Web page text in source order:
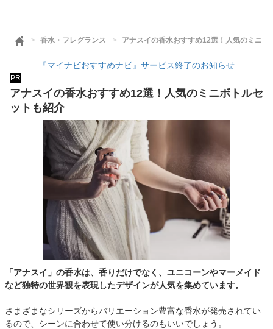
香水・フレグランス アナスイの香水おすすめ12選！人気のミニボ
『マイナビおすすめナビ』サービス終了のお知らせ
PR
アナスイの香水おすすめ12選！人気のミニボトルセ
ットも紹介
「アナスイ」の香水は、香りだけでなく、ユニコーンやマーメイド
など独特の世界観を表現したデザインが人気を集めています。
さまざまなシリーズからバリエーション豊富な香水が発売されてい
るので、シーンに合わせて使い分けるのもいいでしょう。